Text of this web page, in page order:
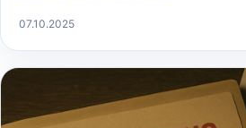
07.10.2025